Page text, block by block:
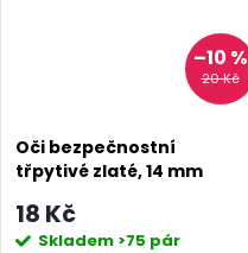
20 Kč
–10 %
Oči bezpečnostní
třpytivé zlaté, 14 mm
18 Kč
Skladem >75 pár